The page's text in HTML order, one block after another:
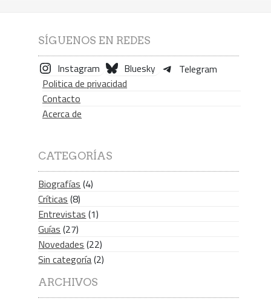
SÍGUENOS EN REDES
Instagram Bluesky
Telegram
Politica de privacidad
Contacto
Acerca de
CATEGORÍAS
Biografías (4)
Críticas (8)
Entrevistas (1)
Guías (27)
Novedades (22)
Sin categoría(2)
ARCHIVOS